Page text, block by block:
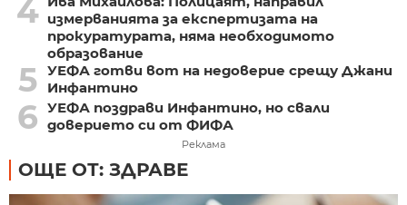
4 измерванията за експертизата на
прокуратурата, няма необходимото
образование
5 УЕФА готви вот на недоверие срещу Джани
Инфантино
6 УЕФА поздрави Инфантино, но свали
доверието си от ФИФА
Реклама
ОЩЕ ОТ: ЗДРАВЕ